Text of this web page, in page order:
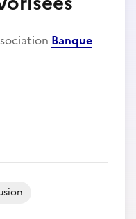
Banque